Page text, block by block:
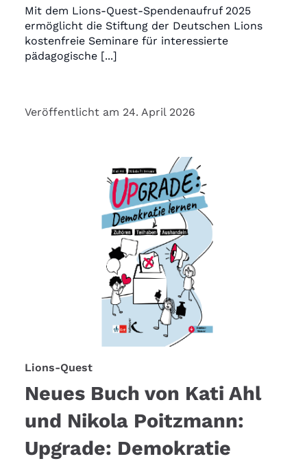
Mit dem Lions-Quest-Spendenaufruf 2025
ermöglicht die Stiftung der Deutschen Lions
kostenfreie Seminare für interessierte
pädagogische [...]
Veröffentlicht am 24. April 2026
Lions-Quest
Neues Buch von Kati Ahl
und Nikola Poitzmann:
Upgrade: Demokratie